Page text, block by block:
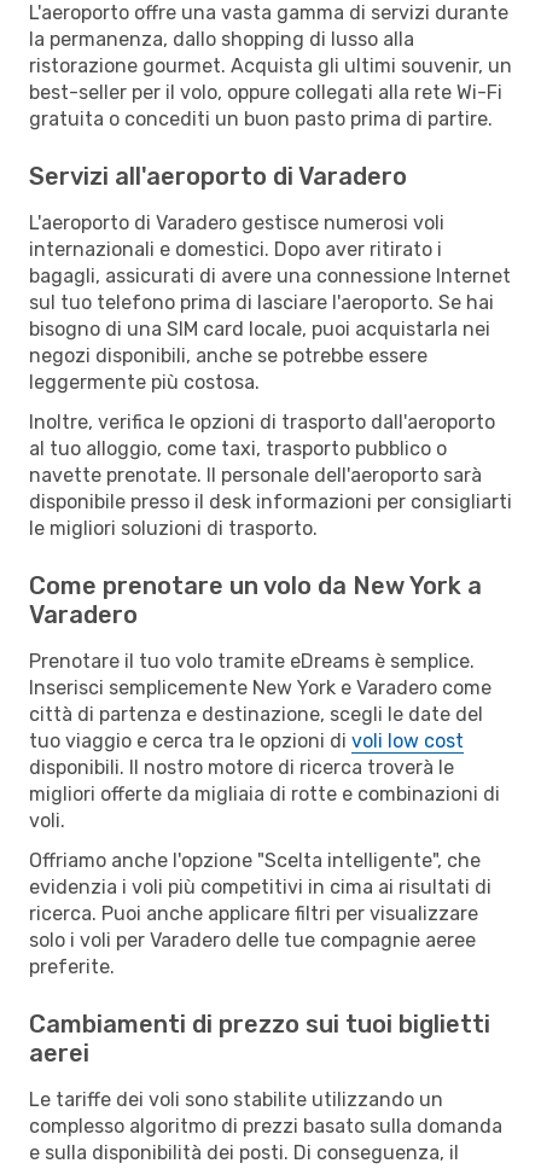
L'aeroporto offre una vasta gamma di servizi durante
la permanenza, dallo shopping di lusso alla
ristorazione gourmet. Acquista gli ultimi souvenir, un
best-seller per il volo, oppure collegati alla rete Wi-Fi
gratuita o concediti un buon pasto prima di partire.
Servizi all'aeroporto di Varadero
L'aeroporto di Varadero gestisce numerosi voli
internazionali e domestici. Dopo aver ritirato i
bagagli, assicurati di avere una connessione Internet
sul tuo telefono prima di lasciare l'aeroporto. Se hai
bisogno di una SIM card locale, puoi acquistarla nei
negozi disponibili, anche se potrebbe essere
leggermente più costosa.
Inoltre, verifica le opzioni di trasporto dall'aeroporto
al tuo alloggio, come taxi, trasporto pubblico o
navette prenotate. Il personale dell'aeroporto sarà
disponibile presso il desk informazioni per consigliarti
le migliori soluzioni di trasporto.
Come prenotare un volo da New York a
Varadero
Prenotare il tuo volo tramite eDreams è semplice.
Inserisci semplicemente New York e Varadero come
città di partenza e destinazione, scegli le date del
tuo viaggio e cerca tra le opzioni di voli low cost
disponibili. Il nostro motore di ricerca troverà le
migliori offerte da migliaia di rotte e combinazioni di
voli.
Offriamo anche l'opzione "Scelta intelligente", che
evidenzia i voli più competitivi in cima ai risultati di
ricerca. Puoi anche applicare filtri per visualizzare
solo i voli per Varadero delle tue compagnie aeree
preferite.
Cambiamenti di prezzo sui tuoi biglietti
aerei
Le tariffe dei voli sono stabilite utilizzando un
complesso algoritmo di prezzi basato sulla domanda
e sulla disponibilità dei posti. Di conseguenza, il